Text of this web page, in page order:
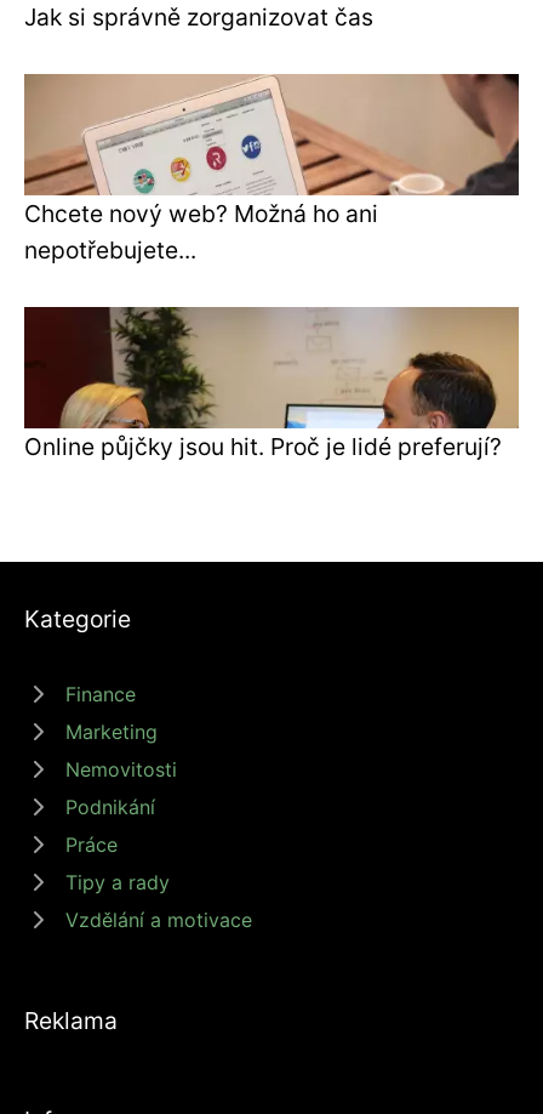
Jak si správně zorganizovat čas
Chcete nový web? Možná ho ani
nepotřebujete...
Online půjčky jsou hit. Proč je lidé preferují?
Kategorie
Finance
Marketing
Nemovitosti
Podnikání
Práce
Tipy a rady
Vzdělání a motivace
Reklama